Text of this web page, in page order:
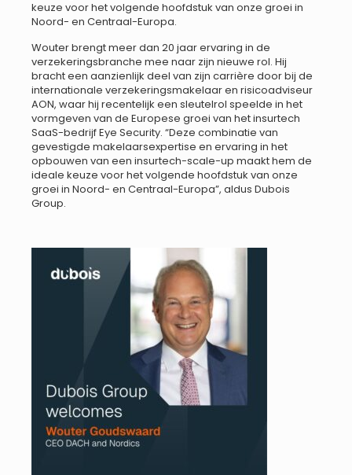
keuze voor het volgende hoofdstuk van onze groei in
Noord- en Centraal-Europa.
Wouter brengt meer dan 20 jaar ervaring in de
verzekeringsbranche mee naar zijn nieuwe rol. Hij
bracht een aanzienlijk deel van zijn carrière door bij de
internationale verzekeringsmakelaar en risicoadviseur
AON, waar hij recentelijk een sleutelrol speelde in het
vormgeven van de Europese groei van het insurtech
SaaS-bedrijf Eye Security. “Deze combinatie van
gevestigde makelaarsexpertise en ervaring in het
opbouwen van een insurtech-scale-up maakt hem de
ideale keuze voor het volgende hoofdstuk van onze
groei in Noord- en Centraal-Europa”, aldus Dubois
Group.